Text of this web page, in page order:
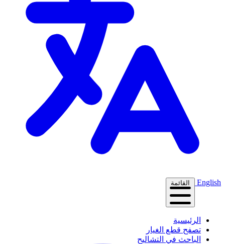
English القائمة
الرئيسية
تصفح قطع الغيار
الباحث في التشاليح